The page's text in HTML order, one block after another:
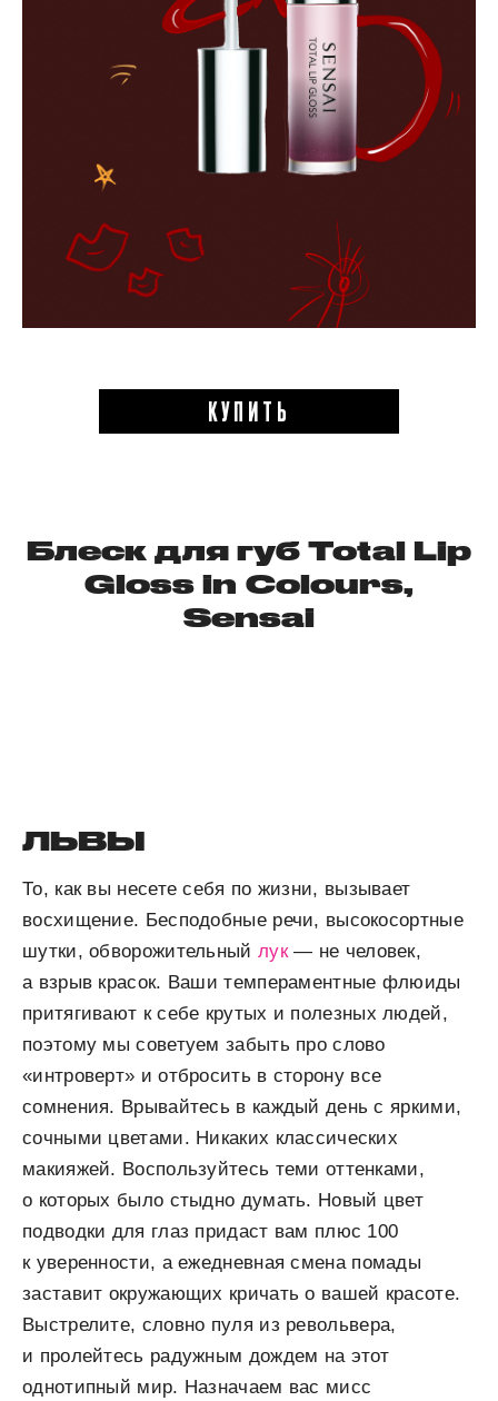
КУПИТЬ
Блеск для губ Total Lip
Gloss in Colours,
Sensai
ЛЬВЫ
То, как вы несете себя по жизни, вызывает
восхищение. Бесподобные речи, высокосортные
шутки, обворожительный лук— не человек,
а взрыв красок. Ваши темпераментные флюиды
притягивают к себе крутых и полезных людей,
поэтому мы советуем забыть про слово
«интроверт» и отбросить в сторону все
сомнения. Врывайтесь в каждый день с яркими,
сочными цветами. Никаких классических
макияжей. Воспользуйтесь теми оттенками,
о которых было стыдно думать. Новый цвет
подводки для глаз придаст вам плюс 100
к уверенности, а ежедневная смена помады
заставит окружающих кричать о вашей красоте.
Выстрелите, словно пуля из револьвера,
и пролейтесь радужным дождем на этот
однотипный мир. Назначаем вас мисс